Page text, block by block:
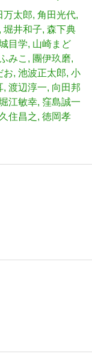
万太郎 角田光代
堀井和子 森下典
目学 山崎まど
みこ
團伊玖磨
お 池波正太郎 小
渡辺淳一 向田邦
江敏幸 窪島誠一
久住昌之 徳岡孝